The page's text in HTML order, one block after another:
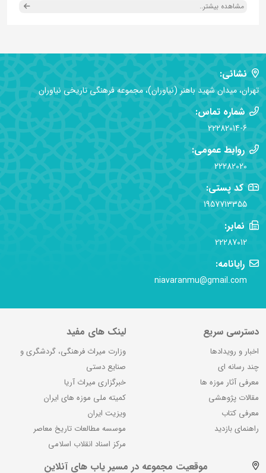
مشاهده بیشتر..
نشانی:
تهران، میدان شهید باهنر (نیاوران)، مجموعه فرهنگی تاریخی نیاوران
شماره تماس:
22282014-6
روابط عمومی:
22282020
کد پستی:
1957713355
نمابر:
22287012
رایانامه:
niavaranmu@gmail.com
دسترسی سریع
اخبار و رویدادها
چند رسانه ای
معرفی آثار موزه ها
مقالات پژوهشی
معرفی کتاب
راهنمای بازدید
لینک های مفید
وزارت میراث فرهنگی، گردشگری و
صنایع دستی
خبرگزاری میراث آریا
کمیته ملی موزه های ایران
ویزیت ایران
موسسه مطالعات تاریخ معاصر
مرکز اسناد انقلاب اسلامی
موقعیت مجموعه در مسیر یاب های آنلاین